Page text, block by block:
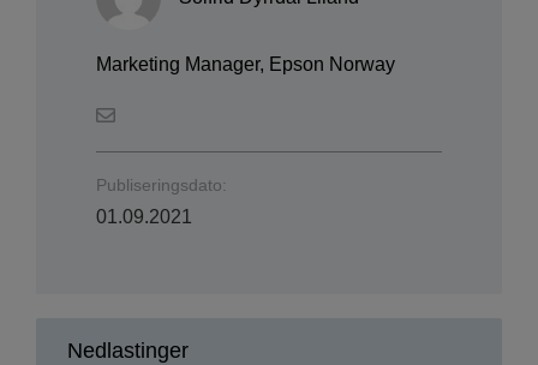
Marketing Manager, Epson Norway
Publiseringsdato:
01.09.2021
Nedlastinger